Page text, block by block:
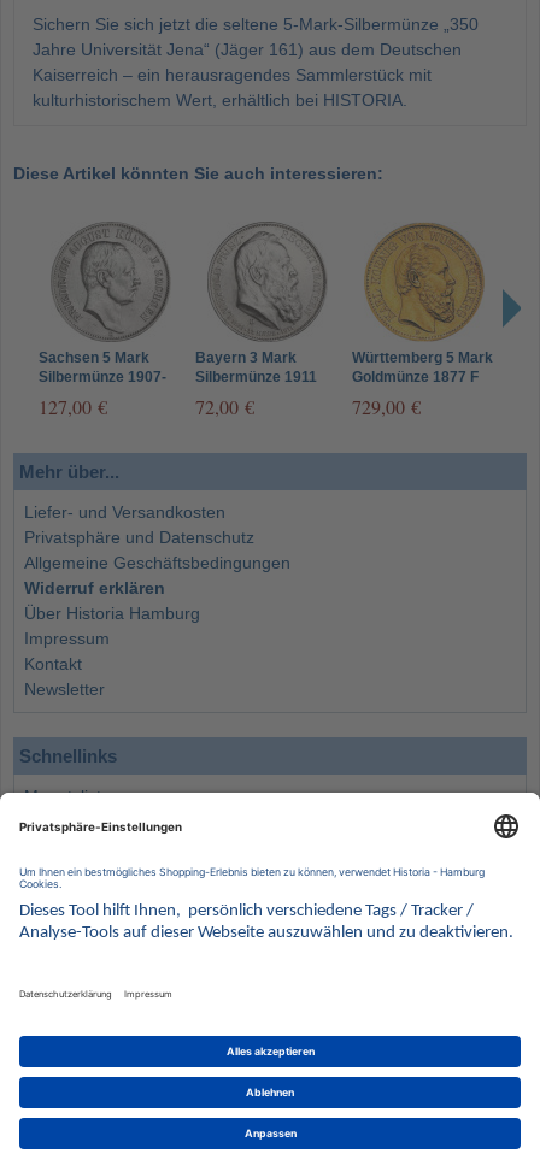
Sichern Sie sich jetzt die seltene 5-Mark-Silbermünze „350
Jahre Universität Jena“ (Jäger 161) aus dem Deutschen
Kaiserreich – ein herausragendes Sammlerstück mit
kulturhistorischem Wert, erhältlich bei HISTORIA.
Diese Artikel könnten Sie auch interessieren:
Sachsen 5 Mark
Silbermünze 1907-
August III - Jäger 136
127,00 €
Bayern 3 Mark
Silbermünze 1911
- Jäger 49
72,00 €
Württemberg 5 Mark
Goldmünze 1877 F
729,00 €
Mehr über...
Liefer- und Versandkosten
Privatsphäre und Datenschutz
Allgemeine Geschäftsbedingungen
Widerruf erklären
Über Historia Hamburg
Impressum
Kontakt
Newsletter
Schnellinks
Monatsliste
Angebote
Wissenswertes
Kontakt
Wir behalten uns vor, für ausgewählte Münzen die Differenzbesteuerung gemäß § 25a UStG
anzuwenden.
Alle Angebote freibleibend solange der Vorrat reicht. Irrtum vorbehalten. Bilder sind
Beispielbilder
Münzen von HISTORIA Münzhandelsgesellschaft mbH